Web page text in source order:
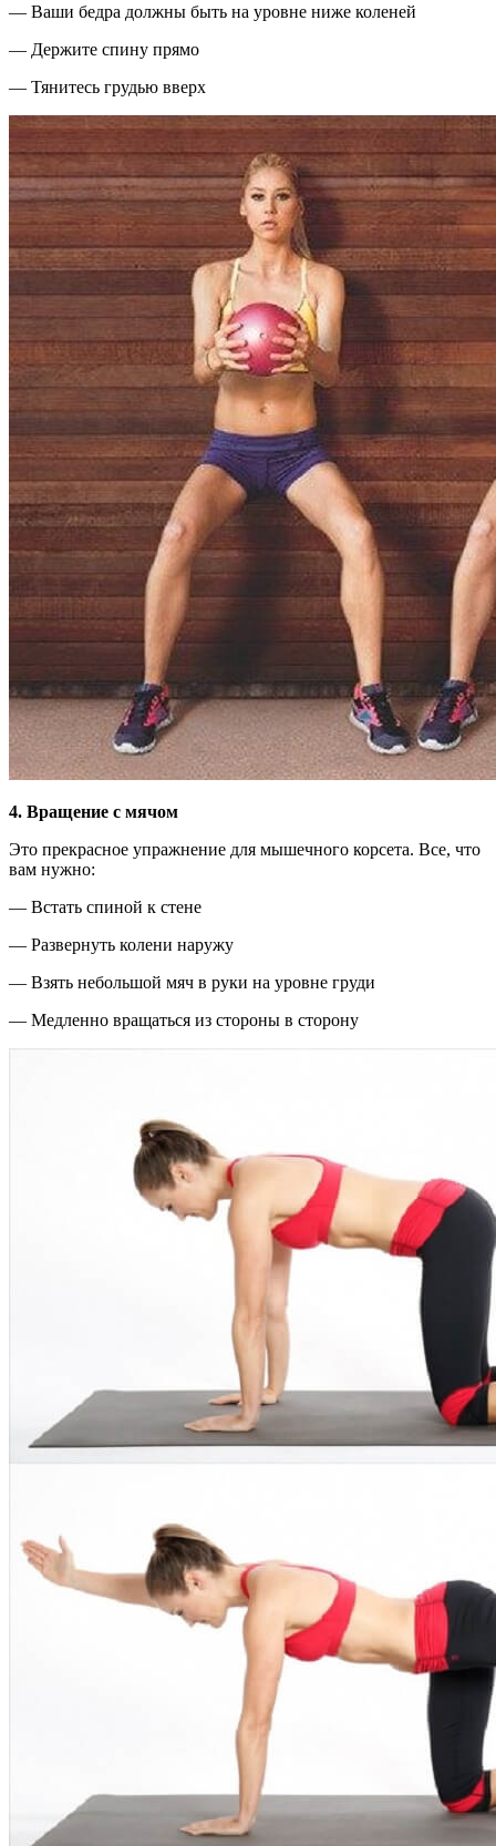
— Ваши бедра должны быть на уровне ниже коленей
— Держите спину прямо
— Тянитесь грудью вверх
4. Вращение с мячом
Это прекрасное упражнение для мышечного корсета. Все, что
вам нужно:
— Встать спиной к стене
— Развернуть колени наружу
— Взять небольшой мяч в руки на уровне груди
— Медленно вращаться из стороны в сторону